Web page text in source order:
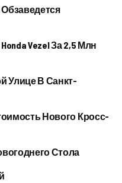
Vezel За 2,5 Млн
Улице В Санкт-
Нового Кросс-
Стола